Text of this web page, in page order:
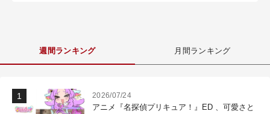
週間ランキング 月間ランキング
2026/07/24
アニメ『名探偵プリキュア！』ED 、可愛さと